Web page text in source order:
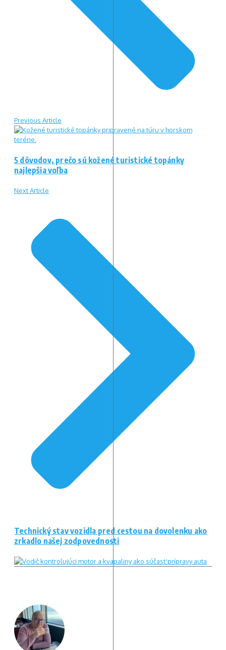
Previous Article
5 dôvodov, prečo sú kožené turistické topánky
najlepšia voľba
Next Article
Technický stav vozidla pred cestou na dovolenku ako
zrkadlo našej zodpovednosti